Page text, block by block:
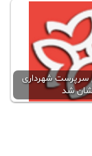
سرپرست شهرداری
شد